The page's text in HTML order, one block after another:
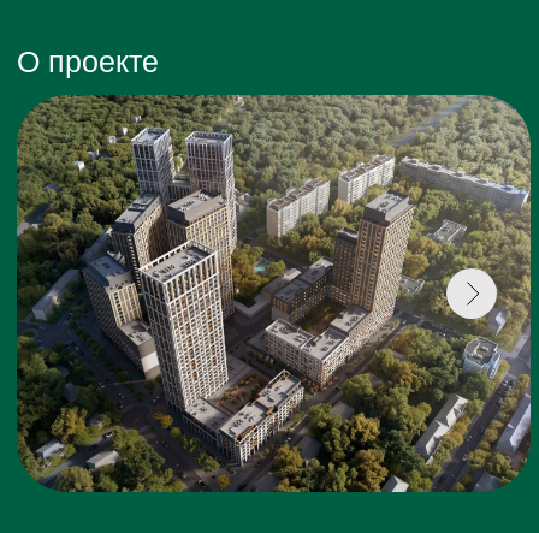
комплексного развития территории в
радиусе улиц Патриса Лумумбы,
Мусоргского и Газорезчиков. Это новая
точка притяжения на юге Екатеринбурга, где
создается современная жилая среда с уже
развитой инфраструктурой. В отличие от
молодых окраин города, в этом районе уже
есть живописный парк, спортивные и
медицинские учреждения, магазины и
аптеки, школы и садики.
Переменная высотность домов в
«Чкаловском парке» — от 8 до 31 этажа —
образует выразительный силуэт нового
квартала и создает залитые солнечным